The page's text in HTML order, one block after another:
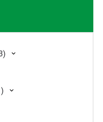
433 produkty
21 produktów